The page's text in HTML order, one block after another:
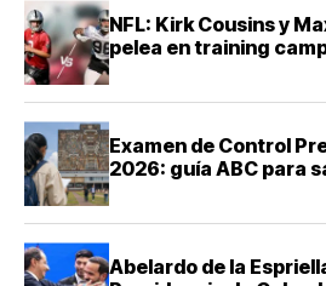
NFL: Kirk Cousins y
pelea en training
Examen de Control
2026: guía ABC para
Abelardo de la